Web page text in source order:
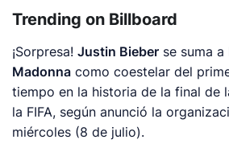
Trending on Billboard
¡Sorpresa!Justin Bieber se suma a
Madonna como coestelar del
tiempo en la historia de la final de
la FIFA, según anunció la
miércoles (8 de julio).